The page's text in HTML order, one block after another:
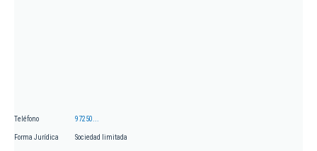
Teléfono 97250...
Forma Jurídica Sociedad limitada